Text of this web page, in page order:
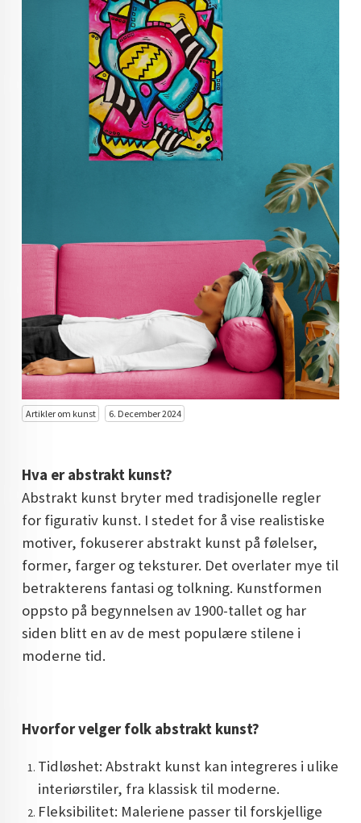
KUNST INVESTERING
KJØP KUNST TIL SALGS
KUNST
KUNSTNER BLOGG - EN KUNSTNERS DAGBOK
STORE MALERIER TIL STUE
NORSK KUNST
DOPAMIN DECOR NORGE
DOPAMIN DECOR NORGE
Artikler om kunst 6. December 2024
Hva er abstrakt kunst?
Abstrakt kunst bryter med tradisjonelle regler
for figurativ kunst. I stedet for å vise realistiske
motiver, fokuserer abstrakt kunst på følelser,
former, farger og teksturer. Det overlater mye til
betrakterens fantasi og tolkning. Kunstformen
oppsto på begynnelsen av 1900-tallet og har
siden blitt en av de mest populære stilene i
moderne tid.
Hvorfor velger folk abstrakt kunst?
Tidløshet: Abstrakt kunst kan integreres i ulike
interiørstiler, fra klassisk til moderne.
Fleksibilitet: Maleriene passer til forskjellige